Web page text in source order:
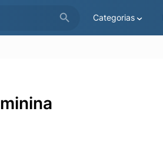
Categorias